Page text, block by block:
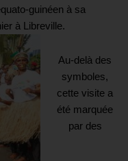
guinéen à sa
à Libreville.
Au-delà des
symboles,
cette visite a
été marquée
par des